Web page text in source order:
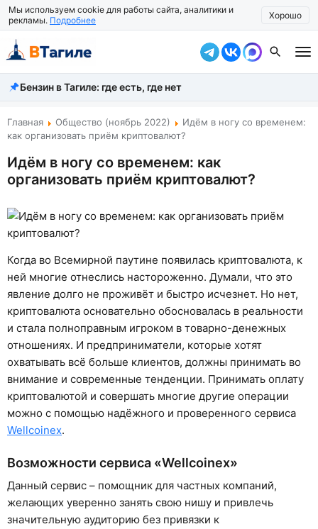
Мы используем cookie для работы сайта, аналитики и
рекламы. Подробнее Хорошо
Все новости
Происшествия
Власть
Жизнь
Экономика
Общество
Рассказать новость
Бензин в Тагиле: где есть, где нет
Главная Общество (ноябрь 2022)
Идём в ногу со временем:
как организовать приём криптовалют?
Идём в ногу со временем: как
организовать приём криптовалют?
Когда во Всемирной паутине появилась криптовалюта, к
ней многие отнеслись настороженно. Думали, что это
явление долго не проживёт и быстро исчезнет. Но нет,
криптовалюта основательно обосновалась в реальности
и стала полноправным игроком в товарно-денежных
отношениях. И предприниматели, которые хотят
охватывать всё больше клиентов, должны принимать во
внимание и современные тенденции. Принимать оплату
криптовалютой и совершать многие другие операции
можно с помощью надёжного и проверенного сервиса
Wellcoinex.
Возможности сервиса «Wellcoinex»
Данный сервис – помощник для частных компаний,
желающих уверенно занять свою нишу и привлечь
значительную аудиторию без привязки к